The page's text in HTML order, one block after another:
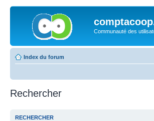
Communauté des
Index du forum
Rechercher
RECHERCHER